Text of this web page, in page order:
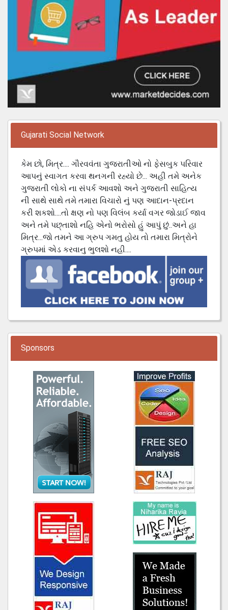
Gujarati Social Network
કેમ છો, મિત્ર.... ગૌરવવંતા ગુજરાતીઓ નો ફેસબુક પરિવાર
આપનું સ્વાગત કરવા થનગની રહ્યો છે... અહી તમે અનેક
ગુજરાતી લોકો ના સંપર્ક આવશો અને ગુજરાતી સાહિત્ય
ની સાથે સાથે તમે તમારા વિચારો નું પણ આદાન-પ્રદાન
કરી શકશો....તો ક્ષણ નો પણ વિલંબ કર્યા વગર જોડાઈ જાવ
અને તમે પછ્તાશો નહિ એનો ભરોસો હું આપું છું..અને હા
મિત્ર...જો તમને આ ગ્રુપ ગમતુ હોય તો તમારા મિત્રોને
ગ્રુપમાં એડ કરવાનુ ભુલશો નહી....
Sponsors